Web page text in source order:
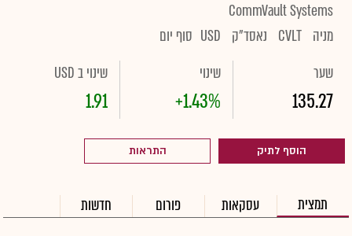
CommVault Systems
מניה CVLT נאסד"ק USD סוף יום
שער
135.27
שינוי
+1.43%
שינוי ב USD
1.91
הוסף לתיק התראות
תמצית עסקאות פורום חדשות